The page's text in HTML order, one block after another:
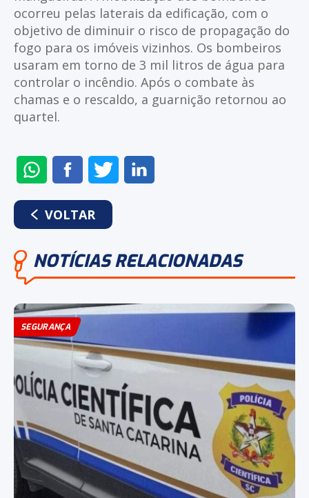
ocorreu pelas laterais da edificação, com o
objetivo de diminuir o risco de propagação do
fogo para os imóveis vizinhos. Os bombeiros
usaram em torno de 3 mil litros de água para
controlar o incêndio. Após o combate às
chamas e o rescaldo, a guarnição retornou ao
quartel.
ENVIAR
NO
WHATSAPP
COMPARTILHAR
NO
FACEBOOK
COMPARTILHAR
NO
VOLTAR
NOTÍCIAS RELACIONADAS
SEGURANÇA